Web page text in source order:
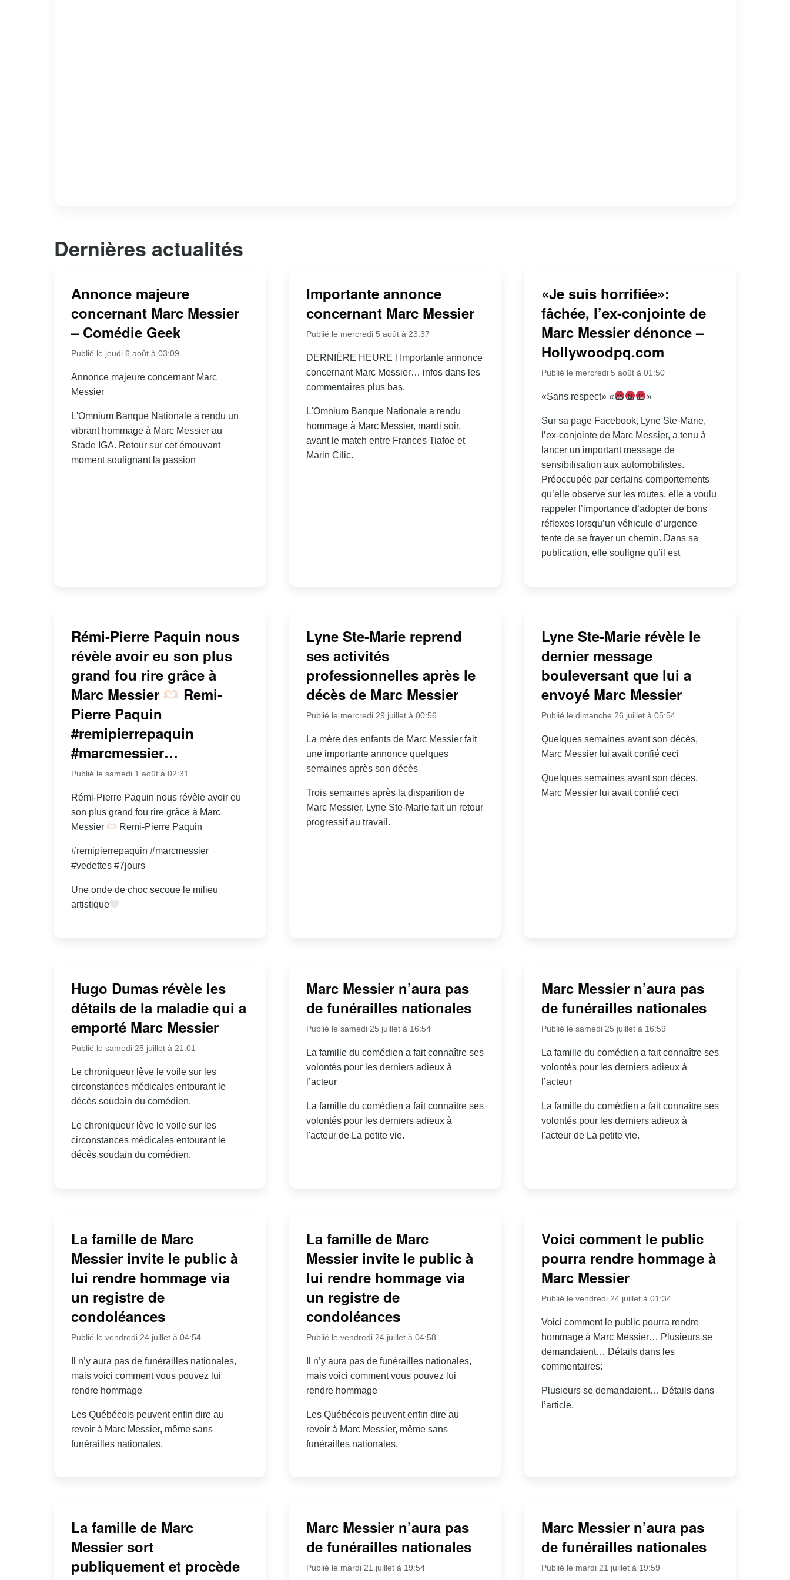
Dernières actualités
Annonce majeure
concernant Marc Messier
– Comédie Geek
Publié le jeudi 6 août à 03:09
Annonce majeure concernant Marc
Messier
L'Omnium Banque Nationale a rendu un
vibrant hommage à Marc Messier au
Stade IGA. Retour sur cet émouvant
moment soulignant la passion
Importante annonce
concernant Marc Messier
Publié le mercredi 5 août à 23:37
DERNIÈRE HEURE l Importante annonce
concernant Marc Messier… infos dans les
commentaires plus bas.
L'Omnium Banque Nationale a rendu
hommage à Marc Messier, mardi soir,
avant le match entre Frances Tiafoe et
Marin Cilic.
«Je suis horrifiée»:
fâchée, l’ex-conjointe de
Marc Messier dénonce –
Hollywoodpq.com
Publié le mercredi 5 août à 01:50
«Sans respect» « »
Sur sa page Facebook, Lyne Ste-Marie,
l’ex-conjointe de Marc Messier, a tenu à
lancer un important message de
sensibilisation aux automobilistes.
Préoccupée par certains comportements
qu’elle observe sur les routes, elle a voulu
rappeler l’importance d’adopter de bons
réflexes lorsqu’un véhicule d’urgence
tente de se frayer un chemin. Dans sa
publication, elle souligne qu’il est
Rémi-Pierre Paquin nous
révèle avoir eu son plus
grand fou rire grâce à
Marc Messier
Remi-
Pierre Paquin
#remipierrepaquin
#marcmessier…
Publié le samedi 1 août à 02:31
Rémi-Pierre Paquin nous révèle avoir eu
son plus grand fou rire grâce à Marc
Messier
Remi-Pierre Paquin
#remipierrepaquin #marcmessier
#vedettes #7jours
Une onde de choc secoue le milieu
artistique
Lyne Ste-Marie reprend
ses activités
professionnelles après le
décès de Marc Messier
Publié le mercredi 29 juillet à 00:56
La mère des enfants de Marc Messier fait
une importante annonce quelques
semaines après son décès
Trois semaines après la disparition de
Marc Messier, Lyne Ste-Marie fait un retour
progressif au travail.
Lyne Ste-Marie révèle le
dernier message
bouleversant que lui a
envoyé Marc Messier
Publié le dimanche 26 juillet à 05:54
Quelques semaines avant son décès,
Marc Messier lui avait confié ceci
Quelques semaines avant son décès,
Marc Messier lui avait confié ceci
Hugo Dumas révèle les
détails de la maladie qui a
emporté Marc Messier
Publié le samedi 25 juillet à 21:01
Le chroniqueur lève le voile sur les
circonstances médicales entourant le
décès soudain du comédien.
Le chroniqueur lève le voile sur les
circonstances médicales entourant le
décès soudain du comédien.
Marc Messier n’aura pas
de funérailles nationales
Publié le samedi 25 juillet à 16:54
La famille du comédien a fait connaître ses
volontés pour les derniers adieux à
l’acteur
La famille du comédien a fait connaître ses
volontés pour les derniers adieux à
l'acteur de La petite vie.
Marc Messier n’aura pas
de funérailles nationales
Publié le samedi 25 juillet à 16:59
La famille du comédien a fait connaître ses
volontés pour les derniers adieux à
l’acteur
La famille du comédien a fait connaître ses
volontés pour les derniers adieux à
l'acteur de La petite vie.
La famille de Marc
Messier invite le public à
lui rendre hommage via
un registre de
condoléances
Publié le vendredi 24 juillet à 04:54
Il n’y aura pas de funérailles nationales,
mais voici comment vous pouvez lui
rendre hommage
Les Québécois peuvent enfin dire au
revoir à Marc Messier, même sans
funérailles nationales.
La famille de Marc
Messier invite le public à
lui rendre hommage via
un registre de
condoléances
Publié le vendredi 24 juillet à 04:58
Il n’y aura pas de funérailles nationales,
mais voici comment vous pouvez lui
rendre hommage
Les Québécois peuvent enfin dire au
revoir à Marc Messier, même sans
funérailles nationales.
Voici comment le public
pourra rendre hommage à
Marc Messier
Publié le vendredi 24 juillet à 01:34
Voici comment le public pourra rendre
hommage à Marc Messier… Plusieurs se
demandaient… Détails dans les
commentaires:
Plusieurs se demandaient… Détails dans
l’article.
La famille de Marc
Messier sort
publiquement et procède
Marc Messier n’aura pas
de funérailles nationales
Publié le mardi 21 juillet à 19:54
Marc Messier n’aura pas
de funérailles nationales
Publié le mardi 21 juillet à 19:59